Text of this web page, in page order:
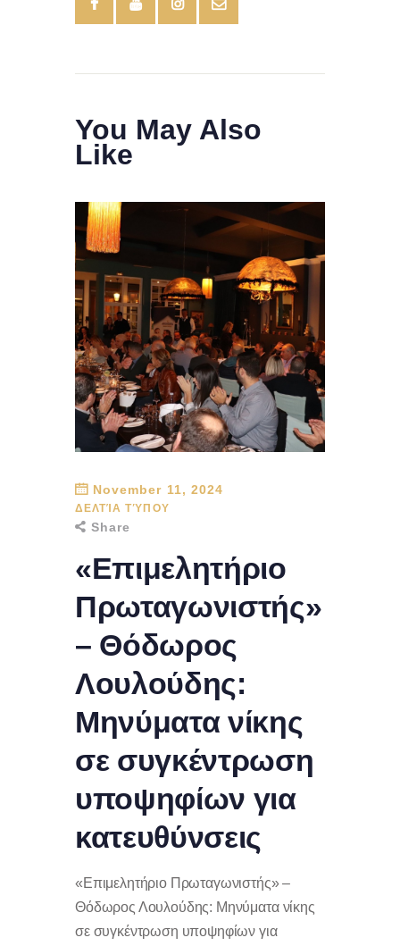
You May Also
Like
November 11, 2024
ΔΕΛΤΊΑ ΤΎΠΟΥ
Share
«Επιμελητήριο
Πρωταγωνιστής»
– Θόδωρος
Λουλούδης:
Μηνύματα νίκης
σε συγκέντρωση
υποψηφίων για
κατευθύνσεις
«Επιμελητήριο Πρωταγωνιστής» –
Θόδωρος Λουλούδης: Μηνύματα νίκης
σε συγκέντρωση υποψηφίων για